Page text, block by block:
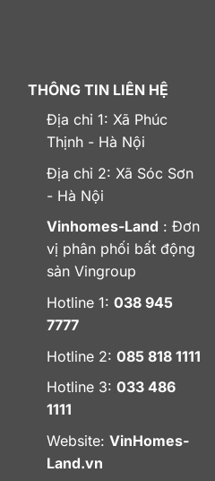
THÔNG TIN LIÊN HỆ
Địa chỉ 1: Xã Phúc
Thịnh - Hà Nội
Địa chỉ 2: Xã Sóc Sơn
- Hà Nội
Vinhomes-Land : Đơn
vị phân phối bất động
sản Vingroup
Hotline 1: 038 945
7777
Hotline 2: 085 818 1111
Hotline 3: 033 486
1111
Website: VinHomes-
Land.vn